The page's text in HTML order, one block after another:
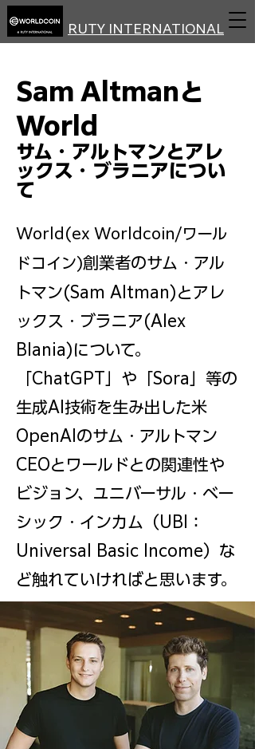
RUTY INTERNATIONAL
Sam Altmanと
World
サム・アルトマンとアレ
ックス・ブラニアについ
て
World(ex Worldcoin/ワール
ドコイン)創業者のサム・アル
トマン(Sam Altman)とアレ
ックス・ブラニア(Alex
Blania)について。
「ChatGPT」や「Sora」等の
生成AI技術を生み出した米
OpenAIのサム・アルトマン
CEOとワールドとの関連性や
ビジョン、 ユニバーサル・ベー
シック・インカム（UBI：
Universal Basic Income） な
ど触れていければと思います。